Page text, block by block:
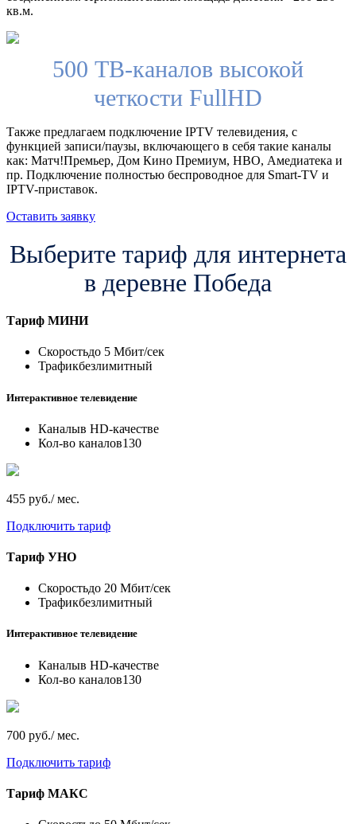
кв.м.
500 ТВ-каналов высокой
четкости FullHD
Также предлагаем подключение IPTV телевидения, с
функцией записи/паузы, включающего в себя такие каналы
как: Матч!Премьер, Дом Кино Премиум, HBO, Амедиатека и
пр. Подключение полностью беспроводное для Smart-TV и
IPTV-приставок.
Оставить заявку
Выберите тариф для интернета
в деревне Победа
Тариф МИНИ
Скоростьдо 5 Мбит/сек
Трафикбезлимитный
Интерактивное телевидение
Каналыв HD-качестве
Кол-во каналов130
455 руб./ мес.
Подключить тариф
Тариф УНО
Скоростьдо 20 Мбит/сек
Трафикбезлимитный
Интерактивное телевидение
Каналыв HD-качестве
Кол-во каналов130
700 руб./ мес.
Подключить тариф
Тариф МАКС